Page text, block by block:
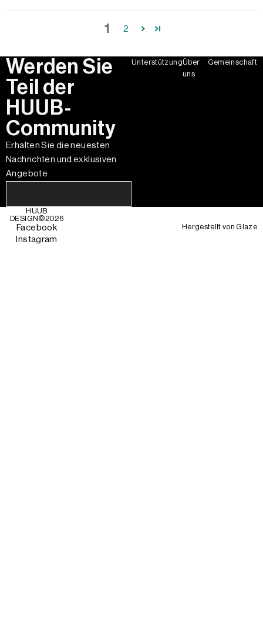
1 2
Werden Sie
Teil der
HUUB-
Community
Erhalten Sie die neuesten
Nachrichten und exklusiven
Angebote
UnterstützungÜber
uns
Gemeinschaft
HUUB
DESIGN©2026
Facebook
Instagram
Hergestellt vonGlaze